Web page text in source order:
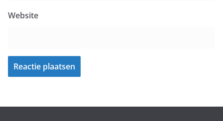
Website